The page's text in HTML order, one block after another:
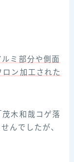
ルミ部分や側面
ロン 加工 された
木和哉コゲ落
んでしたが、